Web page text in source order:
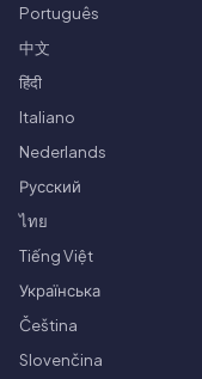
Português
中文
हिंदी
Italiano
Nederlands
Русский
ไทย
Tiếng Việt
Українська
Čeština
Slovenčina